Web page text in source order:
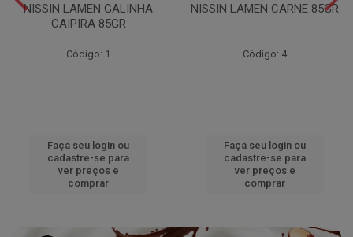
NISSIN LAMEN GALINHA
CAIPIRA 85GR
Código: 1
Faça seu login ou
cadastre-se para
ver preços e
comprar
NISSIN LAMEN CARNE 85GR
Código: 4
Faça seu login ou
cadastre-se para
ver preços e
comprar